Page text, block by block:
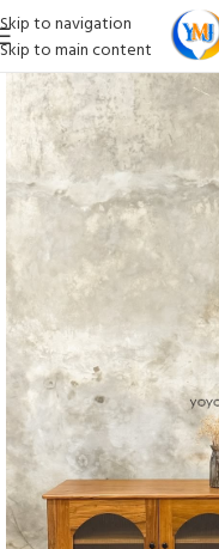
Skip to navigation
Skip to main content